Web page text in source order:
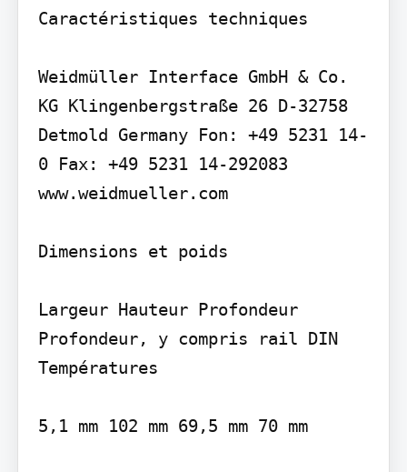
Caractéristiques techniques
Weidmüller Interface GmbH & Co.
KG Klingenbergstraße 26 D-32758
Detmold Germany Fon: +49 5231 14-
0 Fax: +49 5231 14-292083
www.weidmueller.com
Dimensions et poids
Largeur Hauteur Profondeur
Profondeur, y compris rail DIN
Températures
5,1 mm 102 mm 69,5 mm 70 mm